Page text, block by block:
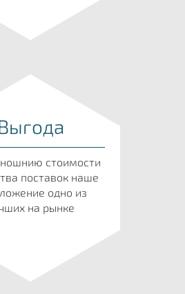
стоимости
поставок наше
одно из
на рынке